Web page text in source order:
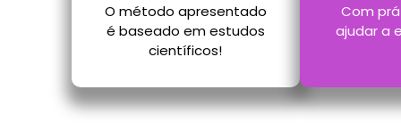
O método apresentado
é baseado em estudos
científicos!
Com
ajudar a